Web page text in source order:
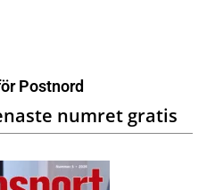
Postnord
numret gratis